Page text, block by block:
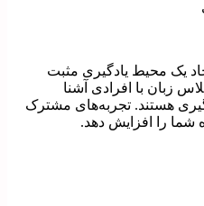
یک محیط یادگیری مثبت
زبان با افرادی آشنا
هستند. تجربه‌های مشترک
شما را افزایش دهد.